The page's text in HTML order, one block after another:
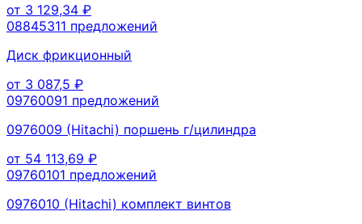
от 3 129,34 ₽
08845311 предложений
Диск фрикционный
от 3 087,5 ₽
09760091 предложений
0976009 (Hitachi) поршень г/цилиндра
от 54 113,69 ₽
09760101 предложений
0976010 (Hitachi) комплект винтов